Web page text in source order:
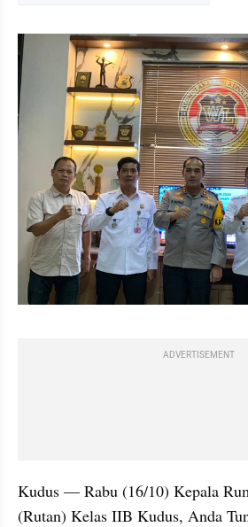
ADVERTISEMENT
Kudus — Rabu (16/10) Kepala
(Rutan) Kelas IIB Kudus, Anda